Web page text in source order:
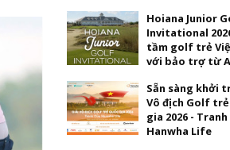
Hoiana Junior
Invitational
tầm golf trẻ
với bảo trợ từ
Sẵn sàng khởi
Vô địch Golf trẻ
gia 2026 -
Hanwha Life